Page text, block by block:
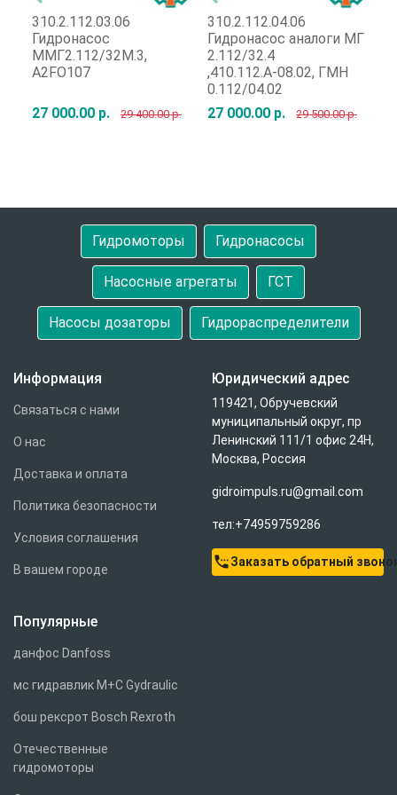
310.2.112.03.06
Гидронасос
ММГ2.112/32М.3,
A2FO107
27 000.00 р. 29 400.00 р.
310.2.112.04.06
Гидронасос аналоги МГ
2.112/32.4
,410.112.А-08.02, ГМН
0.112/04.02
27 000.00 р.
29 500.00 р.
Гидромоторы Гидронасосы
Насосные агрегаты ГСТ
Насосы дозаторы Гидрораспределители
Информация
Связаться с нами
О нас
Доставка и оплата
Политика безопасности
Условия соглашения
В вашем городе
Юридический адрес
119421, Обручевский
муниципальный округ, пр
Ленинский 111/1 офис 24Н,
Москва, Россия
gidroimpuls.ru@gmail.com
тел:+74959759286
settings_phoneЗаказать обратный
Популярные
данфос Danfoss
мс гидравлик M+C Gydraulic
бош рексрот Bosch Rexroth
Отечественные
гидромоторы